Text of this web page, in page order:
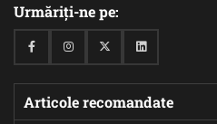
Urmăriți-ne pe:
FacebookInstagramTwitterLinkedin
Articole recomandate